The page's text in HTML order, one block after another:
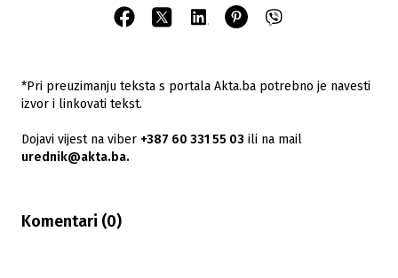
*Pri preuzimanju teksta s portala Akta.ba potrebno je navesti
izvor i linkovati tekst.
Dojavi vijest na viber +387 60 331 55 03 ili na mail
urednik@akta.ba.
Komentari (0)